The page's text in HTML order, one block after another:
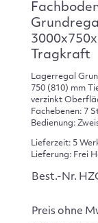
Tragkraft
Lagerregal
750 (810) mm
verzinkt
Fachebenen: 7
Bedienung:
Lieferzeit: 5
Lieferung: Frei
Best.-Nr.
Preis ohne